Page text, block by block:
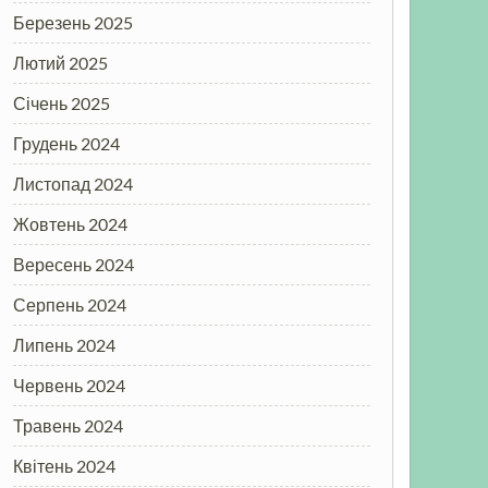
Березень 2025
Лютий 2025
Січень 2025
Грудень 2024
Листопад 2024
Жовтень 2024
Вересень 2024
Серпень 2024
Липень 2024
Червень 2024
Травень 2024
Квітень 2024